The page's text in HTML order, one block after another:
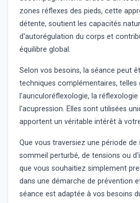
zones réflexes des pieds, cette
détente, soutient les capacités
d'autorégulation du corps et
équilibre global.
Selon vos besoins, la séance peut
techniques complémentaires, telles
l'auriculoréflexologie, la
l'acupression. Elles sont utilisées
apportent un véritable intérêt à
Que vous traversiez une période de
sommeil perturbé, de tensions ou
que vous souhaitiez simplement
dans une démarche de prévention
séance est adaptée à vos besoins